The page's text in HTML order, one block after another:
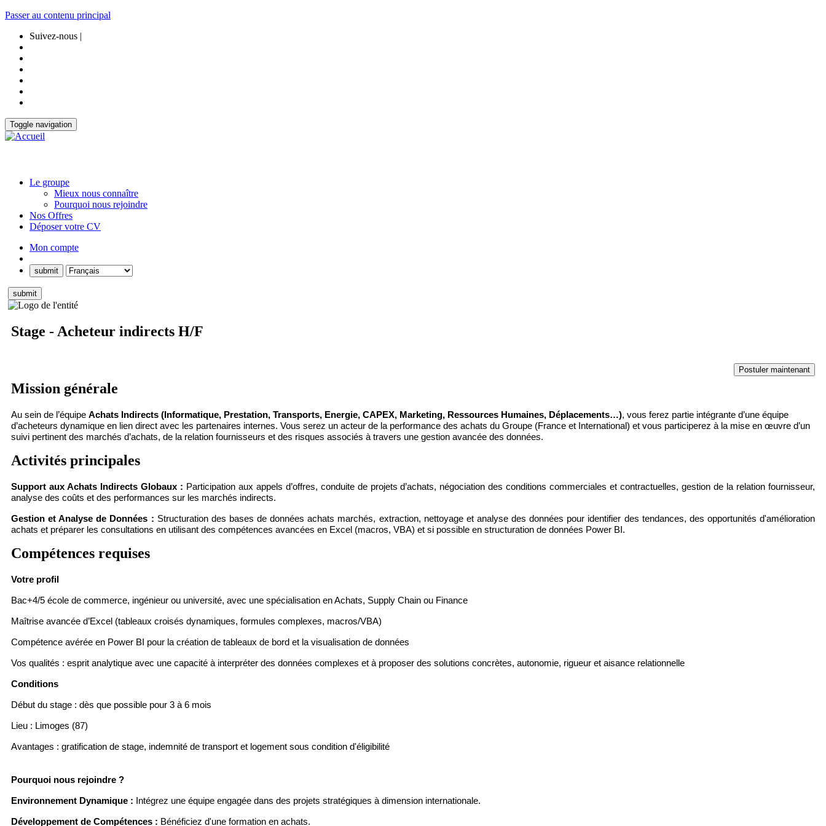
Passer au contenu principal
Suivez-nous |
Toggle navigation
Le groupe
Mieux nous connaître
Pourquoi nous rejoindre
Nos Offres
Déposer votre CV
Mon compte
Stage - Acheteur indirects H/F
Mission générale
Au sein de l’équipe Achats Indirects (Informatique, Prestation, Transports, Energie, CAPEX, Marketing, Ressources Humaines, Déplacements…), vous ferez partie intégrante d’une équipe
d’acheteurs dynamique en lien direct avec les partenaires internes. Vous serez un acteur de la performance des achats du Groupe (France et International) et vous participerez à la mise en œuvre d’un
suivi pertinent des marchés d’achats, de la relation fournisseurs et des risques associés à travers une gestion avancée des données.
Activités principales
Support aux Achats Indirects Globaux : Participation aux appels d’offres, conduite de projets d’achats, négociation des conditions commerciales et contractuelles, gestion de la relation fournisseur,
analyse des coûts et des performances sur les marchés indirects.
Gestion et Analyse de Données : Structuration des bases de données achats marchés, extraction, nettoyage et analyse des données pour identifier des tendances, des opportunités d'amélioration
achats et préparer les consultations en utilisant des compétences avancées en Excel (macros, VBA) et si possible en structuration de données Power BI.
Compétences requises
Votre profil
Bac+4/5 école de commerce, ingénieur ou université, avec une spécialisation en Achats, Supply Chain ou Finance
Maîtrise avancée d’Excel (tableaux croisés dynamiques, formules complexes, macros/VBA)
Compétence avérée en Power BI pour la création de tableaux de bord et la visualisation de données
Vos qualités : esprit analytique avec une capacité à interpréter des données complexes et à proposer des solutions concrètes, autonomie, rigueur et aisance relationnelle
Conditions
Début du stage : dès que possible pour 3 à 6 mois
Lieu : Limoges (87)
Avantages : gratification de stage, indemnité de transport et logement sous condition d'éligibilité
Pourquoi nous rejoindre ?
Environnement Dynamique : Intégrez une équipe engagée dans des projets stratégiques à dimension internationale.
Développement de Compétences : Bénéficiez d'une formation en achats.